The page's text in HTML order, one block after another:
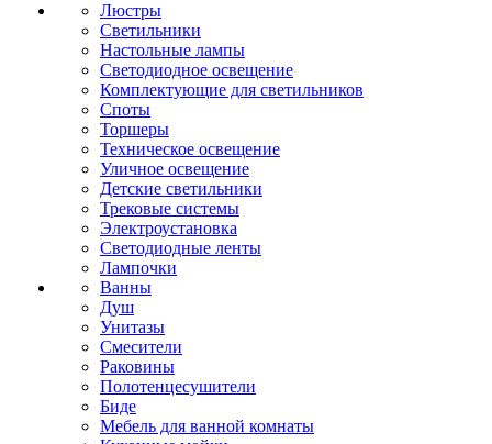
Люстры
Светильники
Настольные лампы
Светодиодное освещение
Комплектующие для светильников
Споты
Торшеры
Техническое освещение
Уличное освещение
Детские светильники
Трековые системы
Электроустановка
Светодиодные ленты
Лампочки
Ванны
Душ
Унитазы
Смесители
Раковины
Полотенцесушители
Биде
Мебель для ванной комнаты